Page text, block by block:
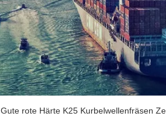
Gute rote Härte K25 Kurbelwellenfräsen